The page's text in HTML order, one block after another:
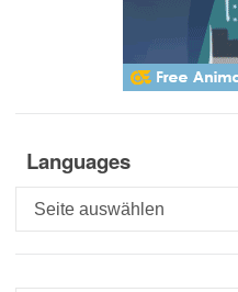
Languages
Languages